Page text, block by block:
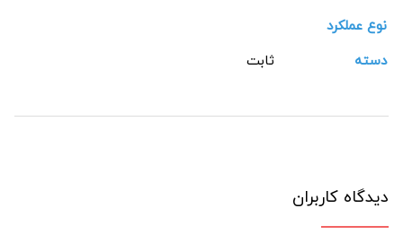
نوع عملکرد
دسته
ثابت
دیدگاه کاربران